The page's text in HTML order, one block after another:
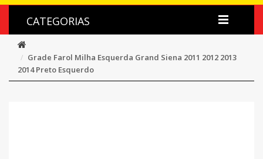
CATEGORIAS
Grade Farol Milha Esquerda Grand Siena 2011 2012 2013
2014 Preto Esquerdo